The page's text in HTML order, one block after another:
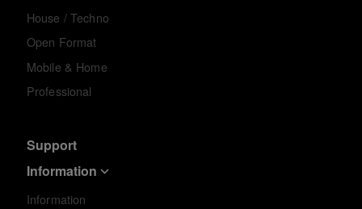
House / Techno
Open Format
Mobile & Home
Professional
Support
Information
Information